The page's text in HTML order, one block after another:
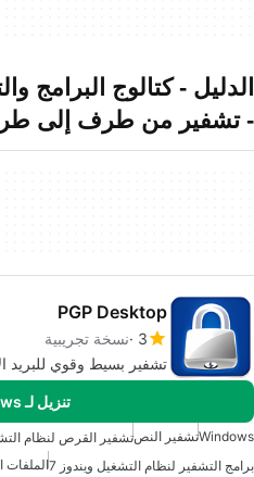
الدليل - كتالوج البرامج
- تشفير من طرف إلى
PGP Desktop
3 نسخة تجريبية
تشفير بسيط وقوي للبريد
تنزيل لـ Windows
Windowsتشفير النصتشفير القرص لنظام
برامج التشفير لنظام التشغيل ويندوز 7
الملفات